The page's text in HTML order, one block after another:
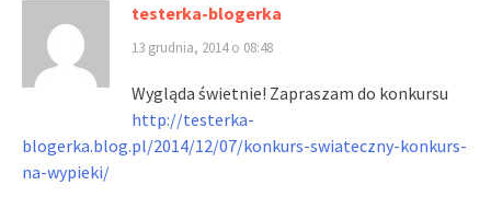
testerka-blogerka
13 grudnia, 2014 o 08:48
Wygląda świetnie! Zapraszam do konkursu
http://testerka-
blogerka.blog.pl/2014/12/07/konkurs-swiateczny-konkurs-
na-wypieki/